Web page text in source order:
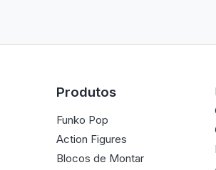
Produtos
Funko Pop
Action Figures
Blocos de Montar